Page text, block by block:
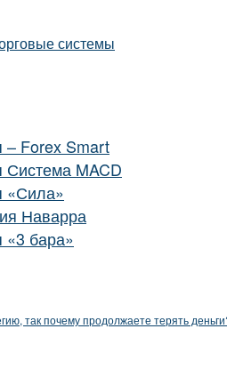
системы
– Forex Smart
Система MACD
«Сила»
Наварра
«3 бара»
так почему продолжаете терять